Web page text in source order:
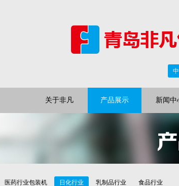
关于非凡 产品展示 新闻中
医药行业包装机 日化行业 乳制品行业 食品行业